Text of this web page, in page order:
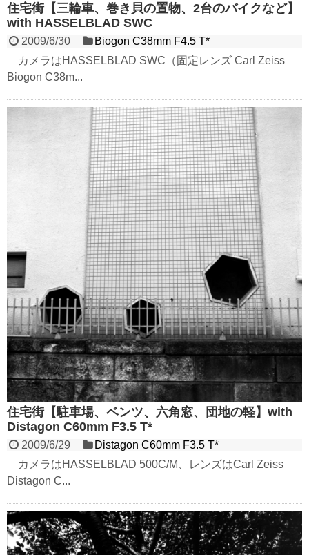
住宅街【三輪車、巻き貝の置物、2台のバイクなど】
with HASSELBLAD SWC
2009/6/30
Biogon C38mm F4.5 T*
カメラはHASSELBLAD SWC（固定レンズ Carl Zeiss
Biogon C38m...
住宅街【駐車場、ベンツ、六角窓、団地の軽】with
Distagon C60mm F3.5 T*
2009/6/29
Distagon C60mm F3.5 T*
カメラはHASSELBLAD 500C/M、レンズはCarl Zeiss
Distagon C...